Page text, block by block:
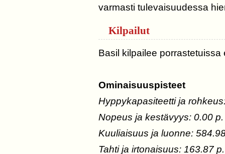
varmasti tulevaisuudessa
Kilpailut
Basil kilpailee
Ominaisuuspisteet
Hyppykapasiteetti ja
Nopeus ja kestävyys: 0.00 p.
Kuuliaisuus ja luonne:
Tahti ja irtonaisuus: 163.87 p.